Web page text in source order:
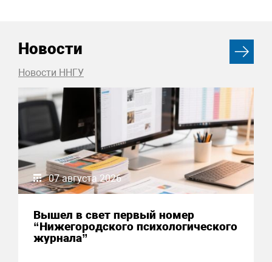
Новости
Новости ННГУ
07 августа 2026
Вышел в свет первый номер
“Нижегородского психологического
журнала”